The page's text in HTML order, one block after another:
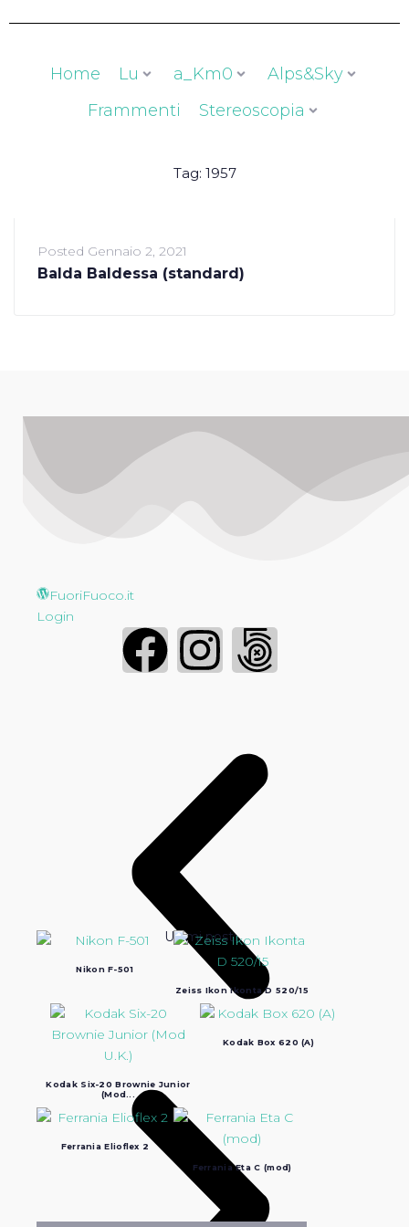
Home Lu a_Km0
Alps&Sky
Frammenti
Stereoscopia
Tag: 1957
Posted Gennaio 2, 2021
Balda Baldessa (standard)
FuoriFuoco.it
Login
Ultimi post:
Nikon F-501
Zeiss Ikon Ikonta D 520/15
Kodak Six-20 Brownie Junior
(Mod...
Kodak Box 620 (A)
Ferrania Elioflex 2
Ferrania Eta C (mod)